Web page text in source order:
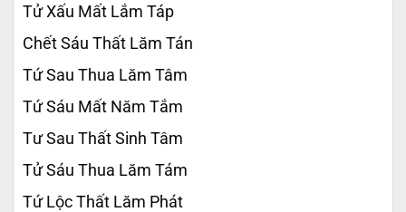
Tử Xấu Mất Lắm Táp
Chết Sáu Thất Lăm Tán
Tứ Sau Thua Lăm Tâm
Tứ Sáu Mất Năm Tắm
Tư Sau Thất Sinh Tâm
Tử Sáu Thua Lăm Tám
Tứ Lộc Thất Lăm Phát